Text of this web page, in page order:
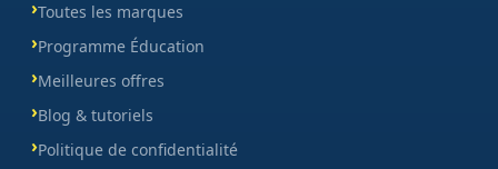
Toutes les marques
Programme Éducation
Meilleures offres
Blog & tutoriels
Politique de confidentialité